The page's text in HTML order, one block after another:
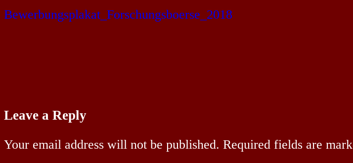
Bewerbungsplakat_Forschungsboerse_2018
Leave a Reply
Your email address will not be published. Required fields are